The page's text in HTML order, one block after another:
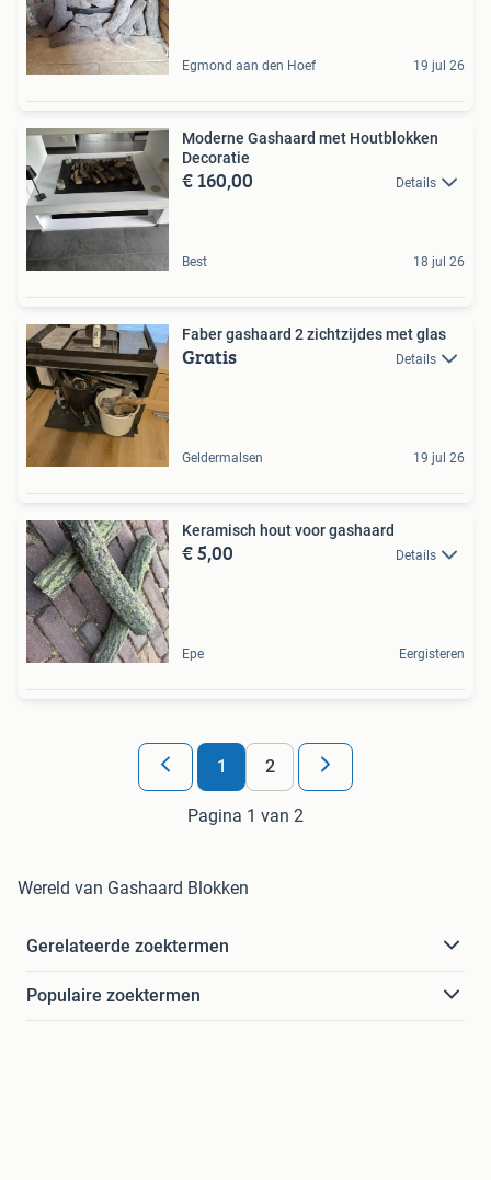
Egmond aan den Hoef 19 jul 26
Moderne Gashaard met Houtblokken
Decoratie
€ 160,00 Details
Best 18 jul 26
Faber gashaard 2 zichtzijdes met glas
Gratis Details
Geldermalsen 19 jul 26
Keramisch hout voor gashaard
€ 5,00 Details
Epe Eergisteren
1 2
Pagina 1 van 2
Wereld van Gashaard Blokken
Gerelateerde zoektermen
Populaire zoektermen